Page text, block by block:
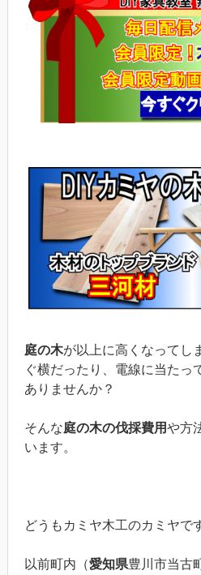
庭の木が以上に高くなってし
ぐ横だったり、電線に当たっ
ありませんか？
そんな庭の木の伐採費用や方
います。
どうもカミヤ木工のカミヤで
以前町内（愛知県豊川市当古